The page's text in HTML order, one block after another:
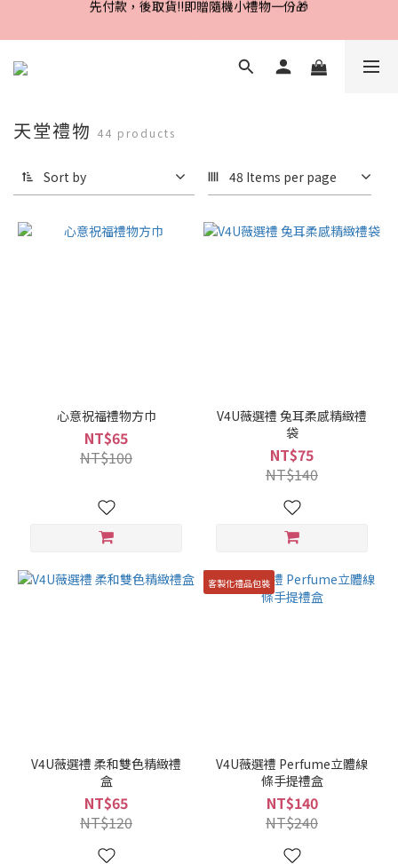
天堂禮物 44 products
Sort by 48 Items per page
心意祝福禮物方巾
NT$65
NT$100
V4U薇選禮 兔耳柔感精緻禮
袋
NT$75
NT$140
V4U薇選禮 柔和雙色精緻禮
盒
NT$65
NT$120
客製化禮品包裝
V4U薇選禮 Perfume立體線
條手提禮盒
NT$140
NT$240